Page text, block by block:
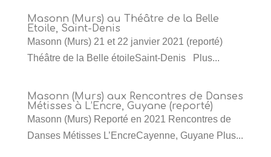
Masonn (Murs) au Théâtre de la Belle
Etoile, Saint-Denis
Masonn (Murs) 21 et 22 janvier 2021 (reporté)
Théâtre de la Belle étoileSaint-Denis Plus...
Masonn (Murs) aux Rencontres de Danses
Métisses à L’Encre, Guyane (reporté)
Masonn (Murs) Reporté en 2021 Rencontres de
Danses Métisses L’EncreCayenne, Guyane Plus...